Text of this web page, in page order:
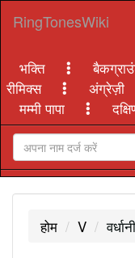
RingTonesWiki
भक्ति
रीमिक्स
अंग्रेज़ी
मम्मी पापा
होम V